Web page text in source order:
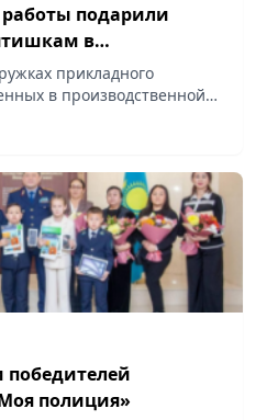
подарили
в
прикладного
в производственной
Vecher.kz.
полиция»